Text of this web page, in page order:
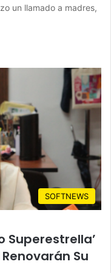
un llamado a madres,
SOFTNEWS
Superestrella’
Su